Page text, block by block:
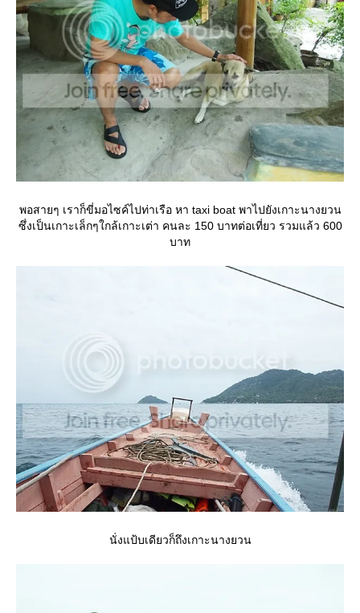
พอสายๆ เราก็ขี่มอไซค์ไปท่าเรือ หา taxi boat พาไปยังเกาะนางยวน
ซึ่งเป็นเกาะเล็กๆใกล้เกาะเต่า คนละ 150 บาทต่อเที่ยว รวมแล้ว 600
บาท
นั่งแป้บเดียวก็ถึงเกาะนางยวน